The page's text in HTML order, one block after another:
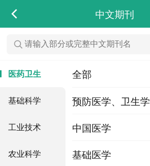
中文期刊
医药卫生
基础科学
工业技术
农业科学
全部
预防医学、卫生学
中国医学
基础医学